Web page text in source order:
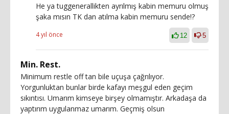
He ya tuggenerallikten ayrılmış kabin memuru olmuş
şaka mısın TK dan atılma kabin memuru sende!?
4 yıl önce 12 5
Min. Rest.
Minimum restle off tan bile uçuşa çağrılıyor.
Yorgunluktan bunlar birde kafayı meşgul eden geçim
sıkıntısı. Umarım kimseye birşey olmamıştır. Arkadaşa da
yaptırım uygulanmaz umarım. Geçmiş olsun